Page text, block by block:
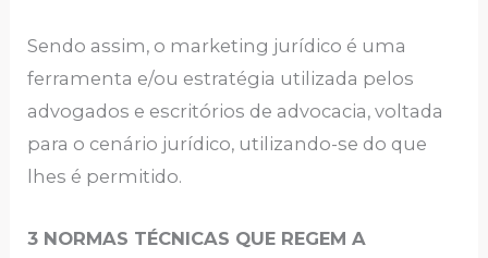
Sendo assim, o marketing jurídico é uma
ferramenta e/ou estratégia utilizada pelos
advogados e escritórios de advocacia, voltada
para o cenário jurídico, utilizando-se do que
lhes é permitido.
3 NORMAS TÉCNICAS QUE REGEM A